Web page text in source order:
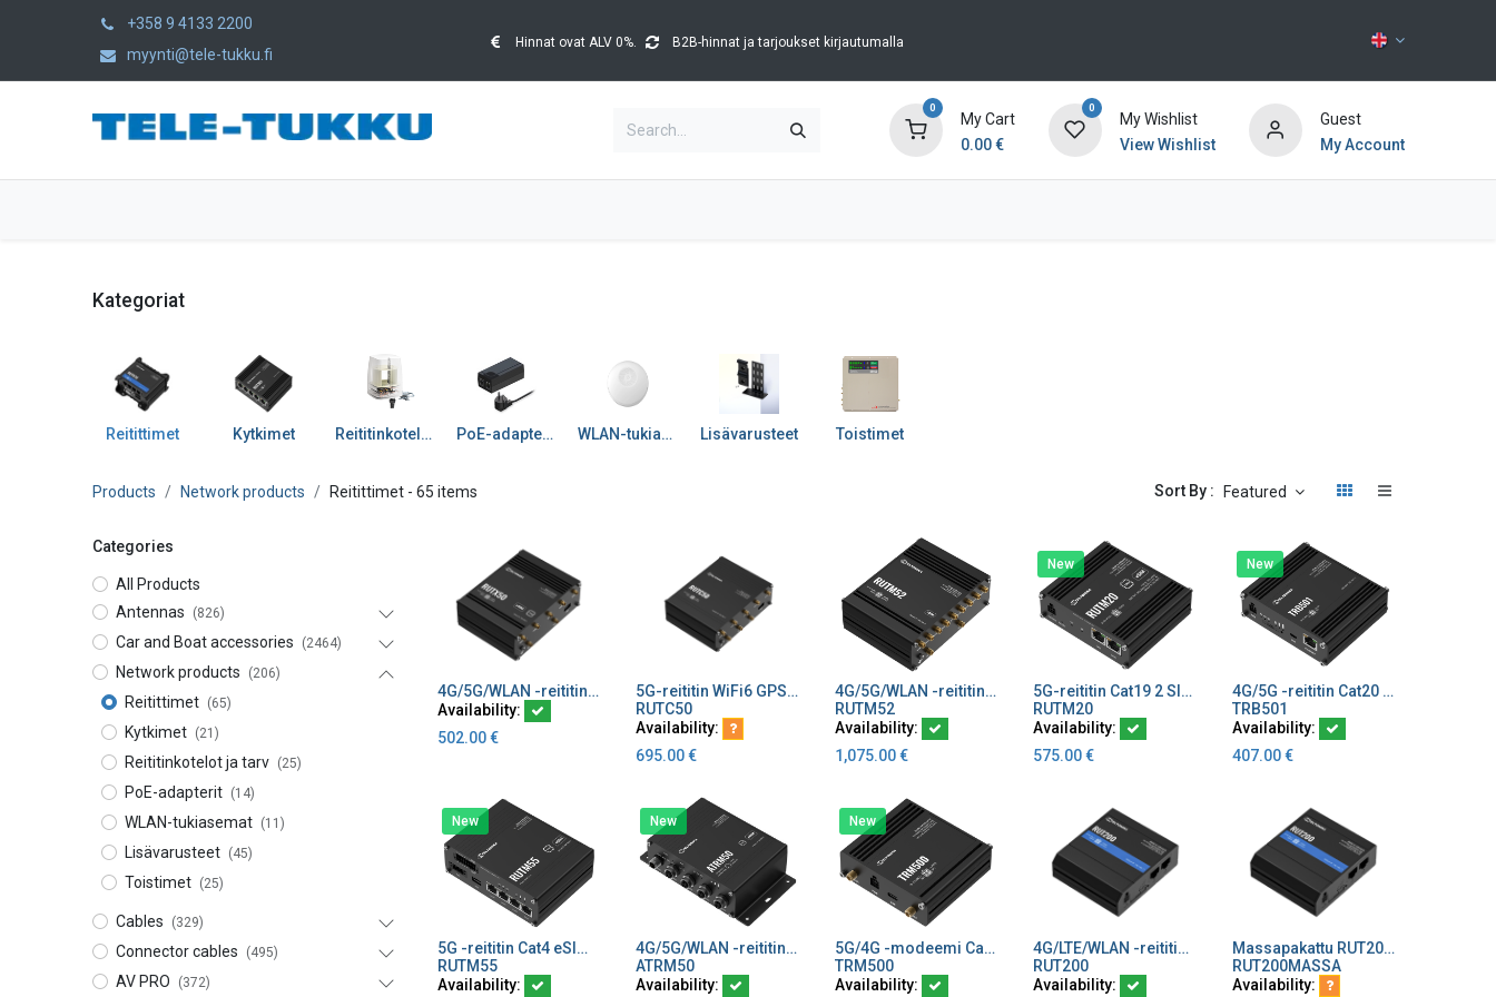
+358 9 4133 2200
myynti@tele-tukku.fi
Hinnat ovat ALV 0%. B2B-hinnat ja tarjoukset kirjautumalla
0
My Cart
0.00€
0
My Wishlist
View Wishlist
Guest
My Account
Kategoriat
Reitittimet Kytkimet Reititinkotelot ja tarv PoE-adapterit WLAN-tukiasemat Lisävarusteet Toistimet
Products Network products Reitittimet- 65 items Sort By : Featured
Categories
All Products
Antennas
(826)
Car and Boat accessories (2464)
Network products (206)
Reitittimet (65)
Kytkimet (21)
Reititinkotelot ja tarv (25)
PoE-adapterit (14)
WLAN-tukiasemat (11)
Lisävarusteet (45)
Toistimet (25)
Cables (329)
Connector cables (495)
AV PRO (372)
Add to Cart
4G/5G/WLAN -reititin Cat20 2 SIM paikkaa, GPS
Availability:
502.00€
Add to Cart
5G-reititin WiFi6 GPS 5xEthernet 2xSIM CAT20
RUTC50
Availability:
695.00€
Add to Cart
4G/5G/WLAN -reititin Cat20 2 SIM paikkaa, GPS, load balancing
RUTM52
Availability:
1,075.00€
New
Add to Cart
5G-reititin Cat19 2 SIM paikkaa eSIM WiFi Global version
RUTM20
Availability:
575.00€
New
Add to Cart
4G/5G -reititin Cat20 2x I/O 2xEthernet
TRB501
Availability:
407.00€
New
Add to Cart 5G -reititin Cat4 eSIM WiFi 5 2xSIM GPS I/O RS232/485 liitännät
RUTM55
Availability:
New
Add to Cart
4G/5G/WLAN -reititin Cat19 2 SIM paikkaa, GPS (kopio)
ATRM50
Availability:
New
Add to Cart
5G/4G -modeemi Cat1 USB (kopio)
TRM500
Availability:
Add to Cart
4G/LTE/WLAN -reititin Cat4 1 SIM paikka, ulkoiset antennit
RUT200
Availability:
Add to Cart
Massapakattu RUT200 reititin, tilausmäärä 25 kpl
RUT200MASSA
Availability: